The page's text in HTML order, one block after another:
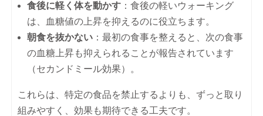
食後に軽く体を動かす ：食後の軽いウォーキング
は、血糖値の上昇を抑えるのに役立ちます。
朝食を抜かない ：最初の食事を整えると、次の食事
の血糖上昇も抑えられることが報告されています
（セカンドミール効果）。
これらは、特定の食品を禁止するよりも、ずっと取り
組みやすく、効果も期待できる工夫です。